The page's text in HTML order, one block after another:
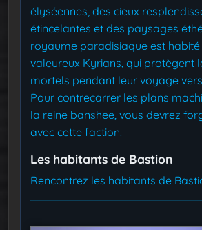
élyséennes, des cieux
étincelantes et des paysages
royaume paradisiaque est
valeureux Kyrians, qui protègent
mortels pendant leur voyage
Pour contrecarrer les plans
la reine banshee, vous devrez
avec cette faction.
Les habitants de Bastion
Rencontrez les habitants de